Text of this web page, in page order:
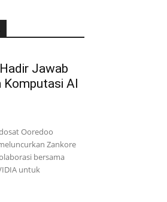
Jawab
Komputasi AI
Ooredoo
Zankore
bersama
untuk